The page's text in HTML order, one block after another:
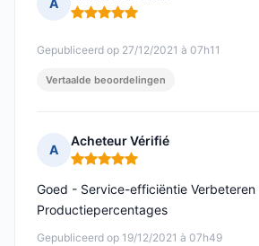
A
Opmerking: 5 van 5
Gepubliceerd op 27/12/2021 à 07h11
Vertaalde beoordelingen
A
Acheteur Vérifié
Opmerking: 5 van 5
Gepubliceerd op 19/12/2021 à 07h49
Goed - Service-efficiëntie Verbeteren
Productiepercentages